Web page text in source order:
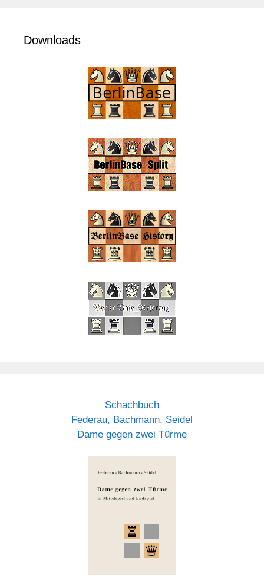
Downloads
Schachbuch
Federau, Bachmann, Seidel
Dame gegen zwei Türme